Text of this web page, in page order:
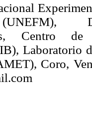
Centro de
Laboratorio
Coro,